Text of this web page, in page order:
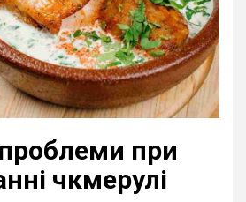
при
чкмерулі